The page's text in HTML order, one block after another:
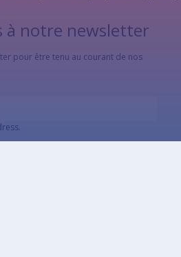
à notre newsletter
pour être tenu au courant de nos